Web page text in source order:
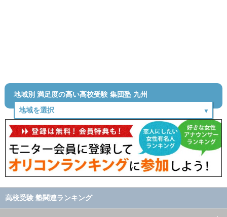
地域別 満足度の高い高校受験 集団塾 九州
高校受験 塾関連ランキング